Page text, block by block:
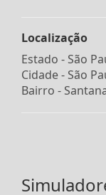
Localização
Estado - São
Cidade - São
Bairro -